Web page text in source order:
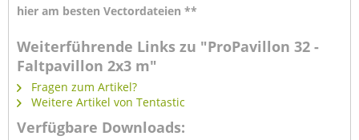
hier am besten Vectordateien **
Weiterführende Links zu "ProPavillon 32 -
Faltpavillon 2x3 m"
Fragen zum Artikel?
Weitere Artikel von Tentastic
Verfügbare Downloads: